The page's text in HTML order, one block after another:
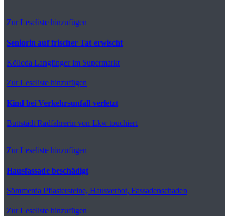
Zur Leseliste hinzufügen
Seniorin auf frischer Tat erwischt
Kölleda Langfinger im Supermarkt
Zur Leseliste hinzufügen
Kind bei Verkehrsunfall verletzt
Buttstädt Radfahrerin von Lkw touchiert
Zur Leseliste hinzufügen
Hausfassade beschädigt
Sömmerda Pflastersteine, Hausverbot, Fassadenschaden
Zur Leseliste hinzufügen